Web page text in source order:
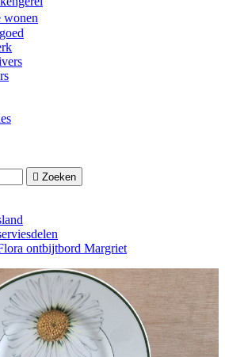
wonen
 Zoeken
ontbijtbord Margriet